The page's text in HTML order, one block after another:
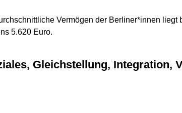
Vermögen der Berliner*innen liegt
5.620 Euro.